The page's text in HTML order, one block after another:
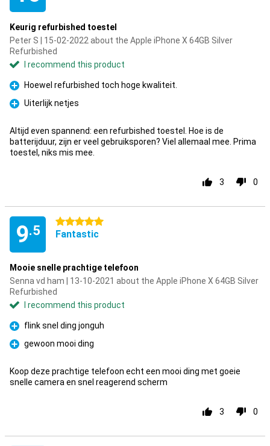
Keurig refurbished toestel
Peter S | 15-02-2022 about the Apple iPhone X 64GB Silver
Refurbished
I recommend this product
Pro
Hoewel refurbished toch hoge kwaliteit.
Pro
Uiterlijk netjes
Altijd even spannend: een refurbished toestel. Hoe is de
batterijduur, zijn er veel gebruiksporen? Viel allemaal mee. Prima
toestel, niks mis mee.
3 0
9.5
5 stars
Fantastic
Mooie snelle prachtige telefoon
Senna vd ham | 13-10-2021 about the Apple iPhone X 64GB Silver
Refurbished
I recommend this product
Pro
flink snel ding jonguh
Pro
gewoon mooi ding
Koop deze prachtige telefoon echt een mooi ding met goeie
snelle camera en snel reagerend scherm
3 0